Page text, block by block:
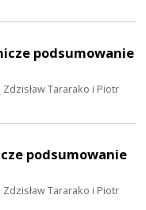
podsumowanie
Tararako i Piotr
podsumowanie
Tararako i Piotr